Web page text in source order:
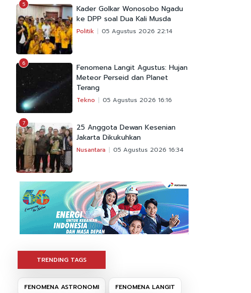
5
Kader Golkar Wonosobo Ngadu
ke DPP soal Dua Kali Musda
Politik 05 Agustus 2026 22:14
6
Fenomena Langit Agustus: Hujan
Meteor Perseid dan Planet
Terang
Tekno 05 Agustus 2026 16:16
7
25 Anggota Dewan Kesenian
Jakarta Dikukuhkan
Nusantara 05 Agustus 2026 16:34
TRENDING TAGS
FENOMENA ASTRONOMI FENOMENA LANGIT